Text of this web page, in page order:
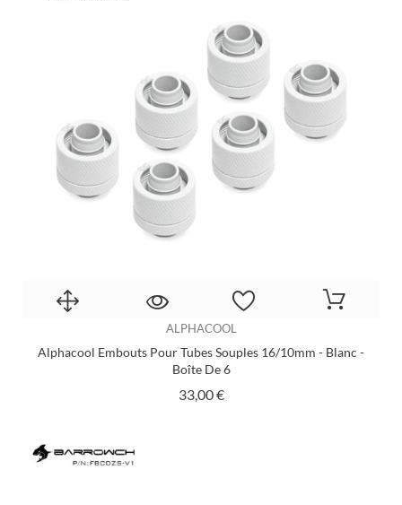
ALPHACOOL
Alphacool Embouts Pour Tubes Souples 16/10mm - Blanc -
Boîte De 6
33,00 €Prix